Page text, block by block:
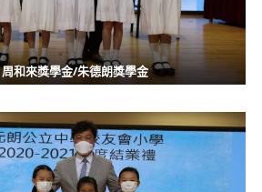
周和來獎學金/朱德朗獎學金